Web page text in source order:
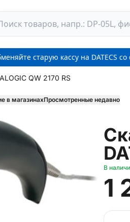
старую кассу на DATECS со
QW 2170 RS
в магазинахПросмотренные недавно
В
1